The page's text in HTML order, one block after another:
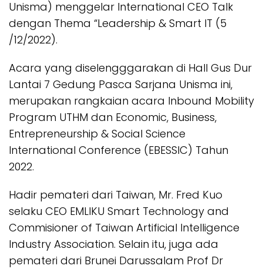
Unisma) menggelar International CEO Talk
dengan Thema “Leadership & Smart IT (5
/12/2022).
Acara yang diselengggarakan di Hall Gus Dur
Lantai 7 Gedung Pasca Sarjana Unisma ini,
merupakan rangkaian acara Inbound Mobility
Program UTHM dan Economic, Business,
Entrepreneurship & Social Science
International Conference (EBESSIC) Tahun
2022.
Hadir pemateri dari Taiwan, Mr. Fred Kuo
selaku CEO EMLIKU Smart Technology and
Commisioner of Taiwan Artificial Intelligence
Industry Association. Selain itu, juga ada
pemateri dari Brunei Darussalam Prof Dr